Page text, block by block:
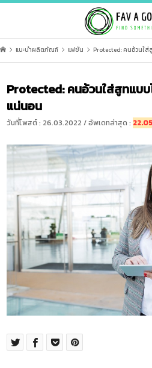
แนะนำผลิตภัณฑ์ แฟชั่น Protected: คนอ้วนใ
Protected: คนอ้วนใส่สูทแบ
แน่นอน
วันที่โพสต์ : 26.03.2022 / อัพเดทล่าสุด :